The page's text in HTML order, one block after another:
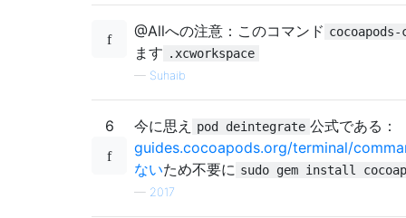
@Allへの注意：このコマンド
ます .xcworkspace
— Suhaib
6 今に思え pod deintegrate 公式である：
guides.cocoapods.org/terminal/
ないため不要に sudo gem install
— 2017